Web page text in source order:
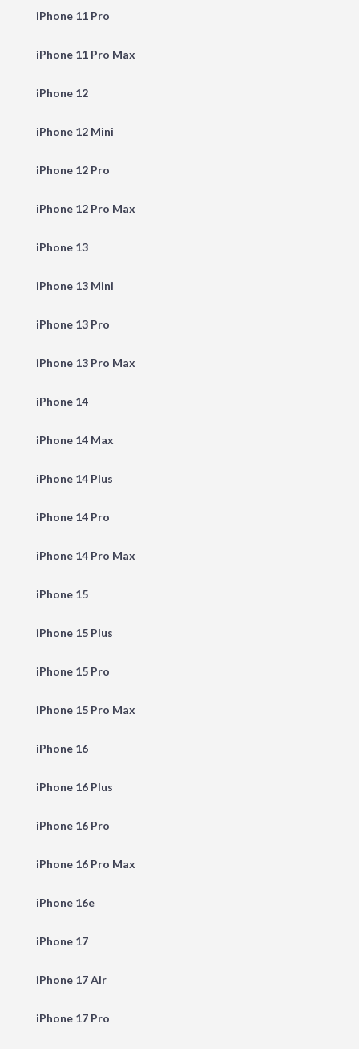
iPhone 11 Pro
iPhone 11 Pro Max
iPhone 12
iPhone 12 Mini
iPhone 12 Pro
iPhone 12 Pro Max
iPhone 13
iPhone 13 Mini
iPhone 13 Pro
iPhone 13 Pro Max
iPhone 14
iPhone 14 Max
iPhone 14 Plus
iPhone 14 Pro
iPhone 14 Pro Max
iPhone 15
iPhone 15 Plus
iPhone 15 Pro
iPhone 15 Pro Max
iPhone 16
iPhone 16 Plus
iPhone 16 Pro
iPhone 16 Pro Max
iPhone 16e
iPhone 17
iPhone 17 Air
iPhone 17 Pro